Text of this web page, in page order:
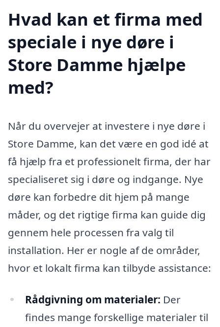
Hvad kan et firma med
speciale i nye døre i
Store Damme hjælpe
med?
Når du overvejer at investere i nye døre i
Store Damme, kan det være en god idé at
få hjælp fra et professionelt firma, der har
specialiseret sig i døre og indgange. Nye
døre kan forbedre dit hjem på mange
måder, og det rigtige firma kan guide dig
gennem hele processen fra valg til
installation. Her er nogle af de områder,
hvor et lokalt firma kan tilbyde assistance:
Rådgivning om materialer: Der
findes mange forskellige materialer til